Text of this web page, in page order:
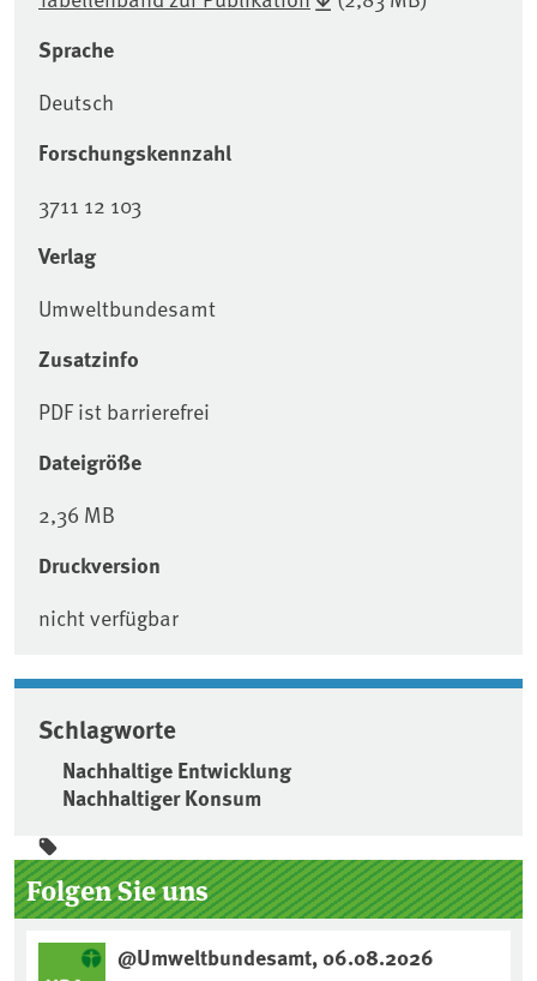
Sprache
Deutsch
Forschungskennzahl
3711 12 103
Verlag
Umweltbundesamt
Zusatzinfo
PDF ist barrierefrei
Dateigröße
2,36 MB
Druckversion
nicht verfügbar
Schlagworte
Nachhaltige Entwicklung
Nachhaltiger Konsum
Seitenleiste
Folgen Sie uns
@Umweltbundesamt, 06.08.2026